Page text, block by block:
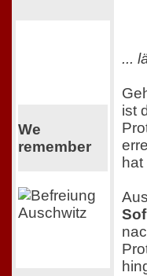
We
remember
...
ist